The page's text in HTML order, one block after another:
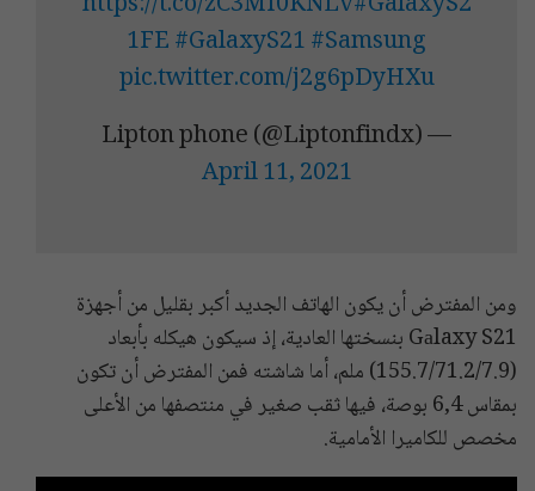
1FE#GalaxyS21#Samsung
pic.twitter.com/j2g6pDyHXu
— Lipton phone (@Liptonfindx)
April 11, 2021
ومن المفترض أن يكون الهاتف الجديد أكبر بقليل من أجهزة
Gаlaxy S21 بنسختها العادية، إذ سيكون هيكله بأبعاد
(155.7/71.2/7.9) ملم، أما شاشته فمن المفترض أن تكون
بمقاس 6,4 بوصة، فيها ثقب صغير في منتصفها من الأعلى
مخصص للكاميرا الأمامية.